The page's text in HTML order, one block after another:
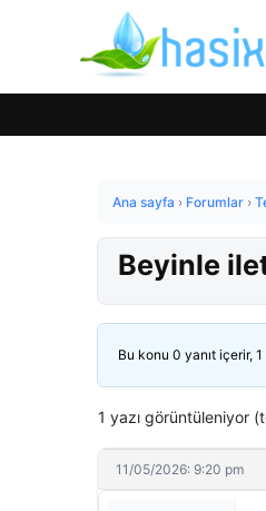
Ana sayfa › Forumlar ›
Beyinle
Bu konu 0 yanıt içerir,
1 yazı görüntüleniyor
11/05/2026: 9:20 pm